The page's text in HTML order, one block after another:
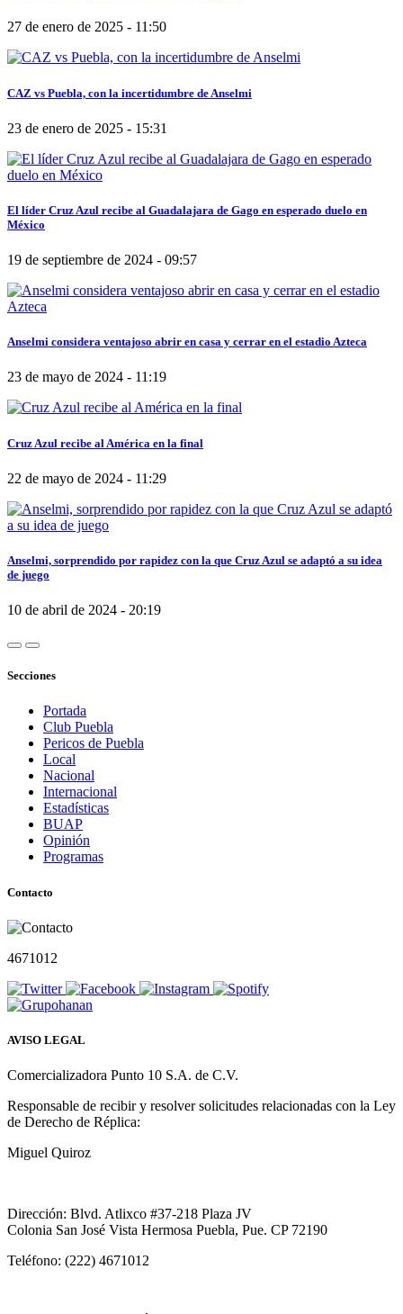
27 de enero de 2025 - 11:50
CAZ vs Puebla, con la incertidumbre de Anselmi
23 de enero de 2025 - 15:31
El líder Cruz Azul recibe al Guadalajara de Gago en esperado duelo en
México
19 de septiembre de 2024 - 09:57
Anselmi considera ventajoso abrir en casa y cerrar en el estadio Azteca
23 de mayo de 2024 - 11:19
Cruz Azul recibe al América en la final
22 de mayo de 2024 - 11:29
Anselmi, sorprendido por rapidez con la que Cruz Azul se adaptó a su idea
de juego
10 de abril de 2024 - 20:19
Secciones
Portada
Club Puebla
Pericos de Puebla
Local
Nacional
Internacional
Estadísticas
BUAP
Opinión
Programas
Contacto
4671012
AVISO LEGAL
Comercializadora Punto 10 S.A. de C.V.
Responsable de recibir y resolver solicitudes relacionadas con la Ley
de Derecho de Réplica:
Miguel Quiroz
Dirección: Blvd. Atlixco #37-218 Plaza JV
Colonia San José Vista Hermosa Puebla, Pue. CP 72190
Teléfono: (222) 4671012